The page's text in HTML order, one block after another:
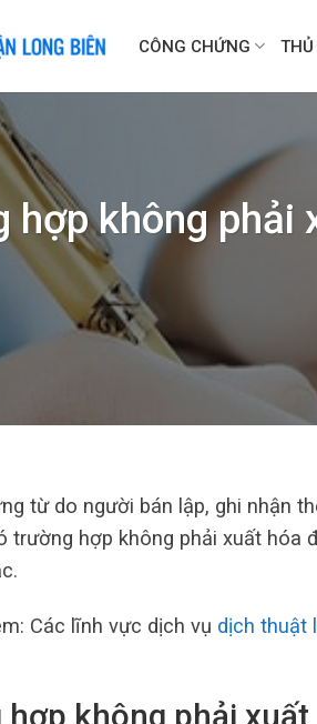
CÔNG CHỨNG THỦ
hợp không phải
từ do người bán lập, ghi nhận
trường hợp không phải xuất hóa
Các lĩnh vực dịch vụ dịch thuật
hợp không phải